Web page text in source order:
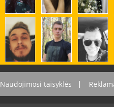
Naudojimosi taisyklės